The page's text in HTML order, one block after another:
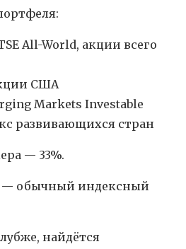
All-World, акции всего
США
Markets Investable
развивающихся стран
— 33%.
— обычный индексный
найдётся